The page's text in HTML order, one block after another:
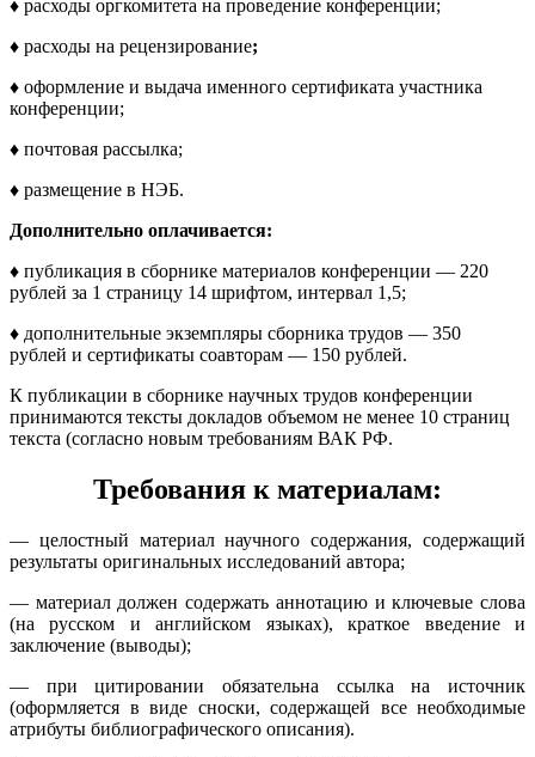
♦ расходы оргкомитета на проведение конференции;
♦ расходы на рецензирование;
♦ оформление и выдача именного сертификата участника
конференции;
♦ почтовая рассылка;
♦ размещение в НЭБ.
Дополнительно оплачивается:
♦ публикация в сборнике материалов конференции — 220
рублей за 1 страницу 14 шрифтом, интервал 1,5;
♦ дополнительные экземпляры сборника трудов — 350
рублей и сертификаты соавторам — 150 рублей.
К публикации в сборнике научных трудов конференции
принимаются тексты докладов объемом не менее 10 страниц
текста (согласно новым требованиям ВАК РФ.
Требования к материалам:
— целостный материал научного содержания, содержащий
результаты оригинальных исследований автора;
— материал должен содержать аннотацию и ключевые слова
(на русском и английском языках), краткое введение и
заключение (выводы);
— при цитировании обязательна ссылка на источник
(оформляется в виде сноски, содержащей все необходимые
атрибуты библиографического описания).